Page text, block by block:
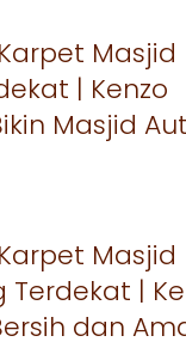
Masjid
| Kenzo
Masjid
Masjid
Terdekat |
dan